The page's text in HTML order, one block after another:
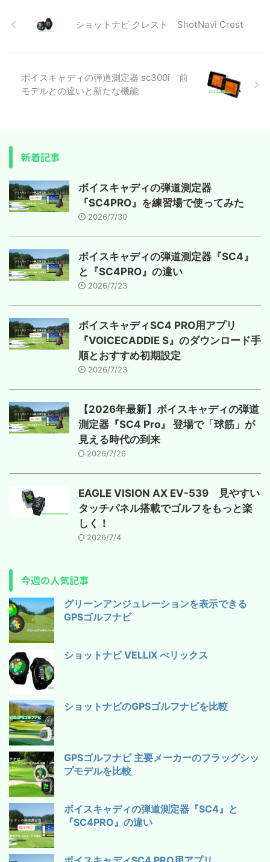
ショットナビ クレスト ShotNavi Crest
ボイスキャディの弾道測定器 sc300i 前
モデルとの違いと新たな機能
新着記事
ボイスキャディの弾道測定器
『SC4PRO』を練習場で使ってみた
2026/7/30
ボイスキャディの弾道測定器『SC4』
と『SC4PRO』の違い
2026/7/23
ボイスキャディSC4 PRO用アプリ
『VOICECADDIE S』のダウンロード手
順とおすすめ初期設定
2026/7/23
【2026年最新】ボイスキャディの弾道
測定器『SC4 Pro』 登場で「球筋」が
見える時代の到来
2026/7/26
EAGLE VISION AX EV-539 見やすい
タッチパネル搭載でゴルフをもっと楽
しく！
2026/7/4
今週の人気記事
グリーンアンジュレーションを表示できる
GPSゴルフナビ
ショットナビ VELLIX べリックス
ショットナビのGPSゴルフナビを比較
GPSゴルフナビ 主要メーカーのフラッグシッ
プモデルを比較
ボイスキャディの弾道測定器『SC4』と
『SC4PRO』の違い